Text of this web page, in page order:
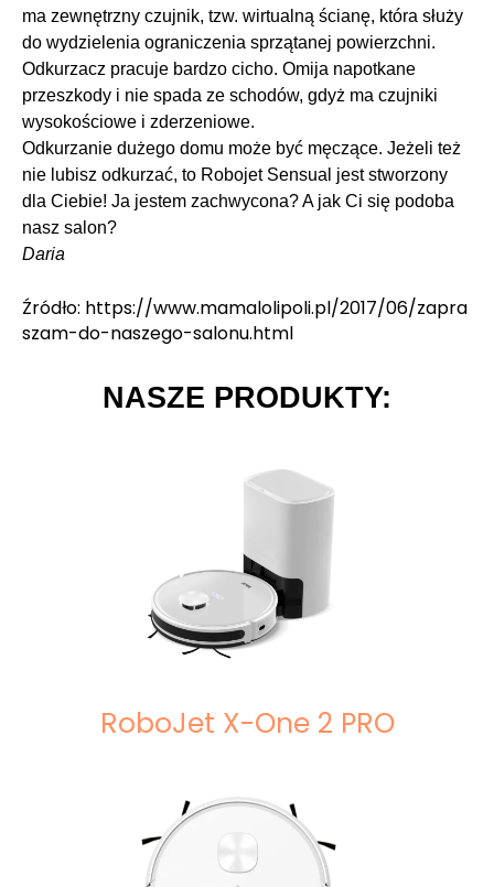
ma zewnętrzny czujnik, tzw. wirtualną ścianę, która służy
do wydzielenia ograniczenia sprzątanej powierzchni.
Odkurzacz pracuje bardzo cicho. Omija napotkane
przeszkody i nie spada ze schodów, gdyż ma czujniki
wysokościowe i zderzeniowe.
Odkurzanie dużego domu może być męczące. Jeżeli też
nie lubisz odkurzać, to Robojet Sensual jest stworzony
dla Ciebie! Ja jestem zachwycona? A jak Ci się podoba
nasz salon?
Daria
Źródło: https://www.mamalolipoli.pl/2017/06/zapra
szam-do-naszego-salonu.html
NASZE PRODUKTY:
RoboJet X-One 2 PRO